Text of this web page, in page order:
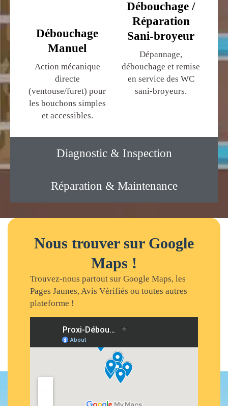
Diagnostic & Inspection
Réparation & Maintenance
Débouchage
Manuel
Action mécanique
directe
(ventouse/furet) pour
les bouchons simples
et accessibles.
Débouchage /
Réparation
Sani-broyeur
Dépannage,
débouchage et remise
en service des WC
sani-broyeurs.
Nous trouver sur Google
Maps !
Trouvez-nous partout sur Google Maps, les
Pages Jaunes, Avis Vérifiés ou toutes autres
plateforme !